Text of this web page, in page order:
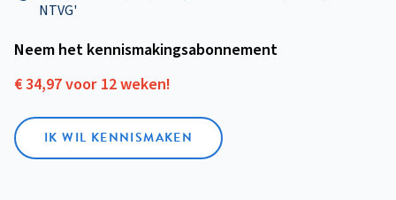
NTVG'
Neem het kennismakings­abonnement
€ 34,97 voor 12 weken!
IK WIL KENNISMAKEN